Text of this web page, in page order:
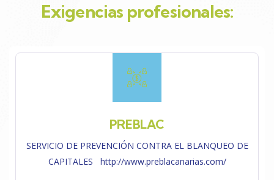
Exigencias profesionales:
PREBLAC
SERVICIO DE PREVENCIÓN CONTRA EL BLANQUEO DE
CAPITALES http://www.preblacanarias.com/